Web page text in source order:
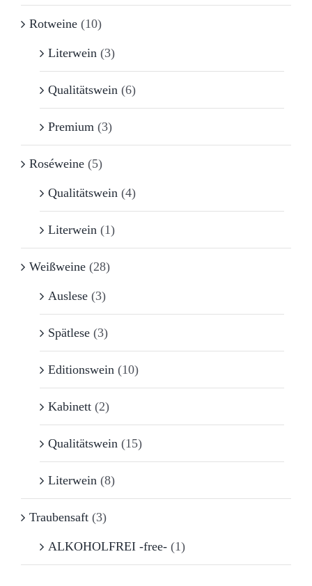
Rotweine (10)
Literwein (3)
Qualitätswein (6)
Premium (3)
Roséweine (5)
Qualitätswein (4)
Literwein (1)
Weißweine (28)
Auslese (3)
Spätlese (3)
Editionswein (10)
Kabinett (2)
Qualitätswein (15)
Literwein (8)
Traubensaft (3)
ALKOHOLFREI -free- (1)